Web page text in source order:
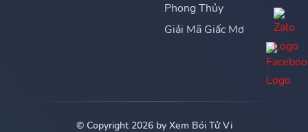
Phong Thủy
Giải Mã Giấc Mơ
© Copyright 2026 by Xem Bói Tử Vi